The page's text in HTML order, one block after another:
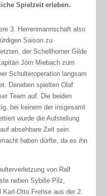
Spielzeit erleben.
3. Herrenmannschaft also
Saison zu
der Schellhorner Gilde
Jörn Miebach zum
Schulteroperation langsam
Daneben spielten Olaf
Team auf. Die beiden
bei keinem der insgesamt
wurde die Aufstellung
absehbare Zeit sein
haben dürfte, da es ihn
von Ralf
neben Sybille Pilz,
Otto Frehse aus der 2.